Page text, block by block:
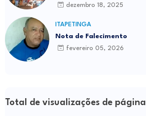
dezembro 18, 2025
ITAPETINGA
Nota de Falecimento
fevereiro 05, 2026
Total de visualizações de página